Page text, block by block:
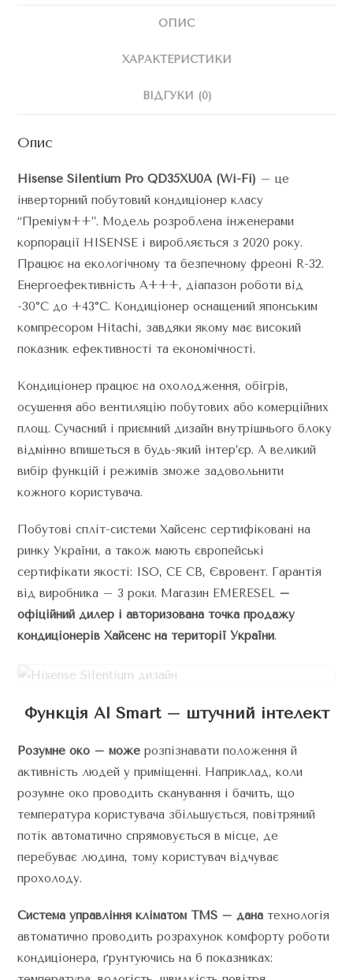
ОПИС
ХАРАКТЕРИСТИКИ
ВІДГУКИ (0)
Опис
Hisense Silentium Pro QD35XU0A (Wi-Fi) – це
інверторний побутовий кондиціонер класу
“Преміум++”. Модель розроблена інженерами
корпорації HISENSE і виробляється з 2020 року.
Працює на екологічному та безпечному фреоні R-32.
Енергоефективність А+++, діапазон роботи від
-30°С до +43°С. Кондиціонер оснащений японським
компресором Hitachi, завдяки якому має високий
показник ефективності та економічності.
Кондиціонер працює на охолодження, обігрів,
осушення або вентиляцію побутових або комерційних
площ. Сучасний і приємний дизайн внутрішнього блоку
відмінно впишеться в будь-який інтер’єр. А великий
вибір функцій і режимів зможе задовольнити
кожного користувача.
Побутові спліт-системи Хайсенс сертифіковані на
ринку України, а також мають європейські
сертифікати якості: ISO, CE CB, Євровент. Гарантія
від виробника – 3 роки. Магазин EMERESEL –
офіційний дилер і авторизована точка продажу
кондиціонерів Хайсенс на території України.
Функція Al Smart – штучний інтелект
Розумне око – можерозпізнавати положення й
активність людей у приміщенні. Наприклад, коли
розумне око проводить сканування і бачить, що
температура користувача збільшується, повітряний
потік автоматично спрямовується в місце, де
перебуває людина, тому користувач відчуває
прохолоду.
Система управління кліматом TMS – данатехнологія
автоматично проводить розрахунок комфорту роботи
кондиціонера, ґрунтуючись на 6 показниках: